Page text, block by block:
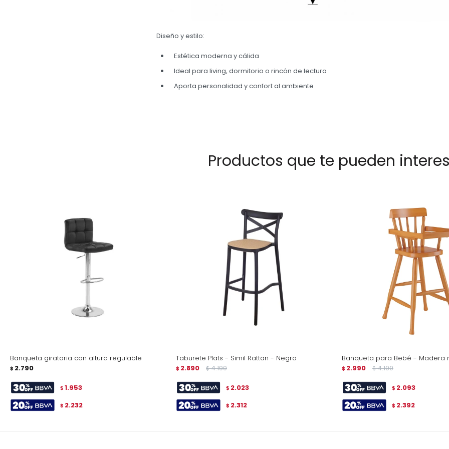
Diseño y estilo:
Estética moderna y cálida
Ideal para living, dormitorio o rincón de lectura
Aporta personalidad y confort al ambiente
Productos que te pueden
Banqueta giratoria con altura regulable
$ 2.790
$ 1.953
$ 2.232
Taburete Plats - Simil Rattan - Negro
$ 2.890 $ 4.190
$ 2.023
$ 2.312
Banqueta para Bebé - Madera
$ 2.990 $ 4.190
$ 2.093
$ 2.392